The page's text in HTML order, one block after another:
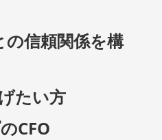
信頼関係を構
たい方
CFO